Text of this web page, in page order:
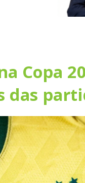
Copa
das